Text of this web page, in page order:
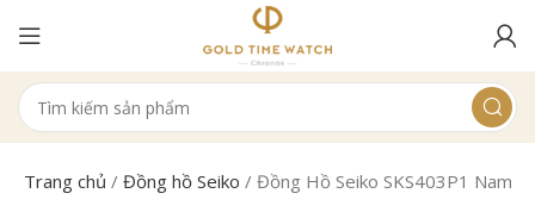
Trang chủ /Đồng hồ Seiko /Đồng Hồ Seiko SKS403P1 Nam